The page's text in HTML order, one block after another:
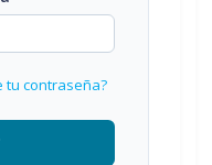
tu contraseña?